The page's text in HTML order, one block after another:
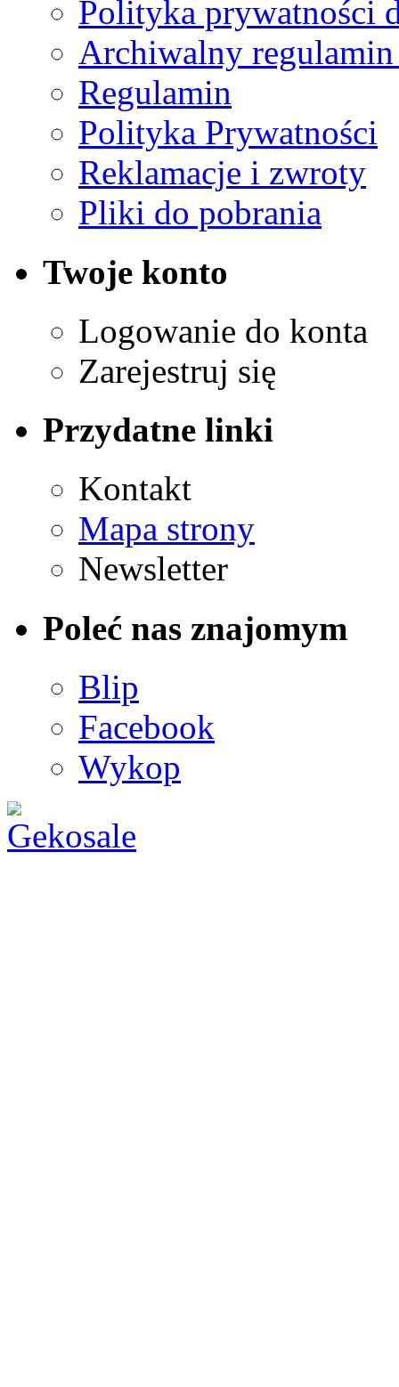
Polityka prywatności
Archiwalny
Regulamin
Polityka Prywatności
Reklamacje i zwroty
Pliki do pobrania
Twoje konto
Logowanie do konta
Zarejestruj się
Przydatne linki
Kontakt
Mapa strony
Newsletter
Poleć nas znajomym
Blip
Facebook
Wykop